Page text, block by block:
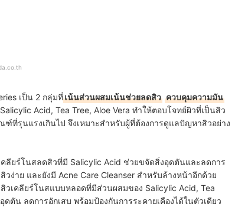
เป็น 2 กลุ่มที่เน้นส่วนผสมเน้นช่วยลดสิว ควบคุมความมัน
Acid, Tea Tree, Aloe Vera ทำให้ตอบโจทย์ผิวที่เป็นสิว
ฑ์ที่รุนแรงเกินไป จึงเหมาะสำหรับผู้ที่ต้องการดูแลปัญหาสิวอย่าง
คลียร์โนสลดสิวที่มี Salicylic Acid ช่วยขจัดสิ่งอุดตันและลดการ
ง่าย และยังมี Acne Care Cleanser สำหรับล้างหน้าอีกด้วย
วเคลียร์โนสแบบหลอดที่มีส่วนผสมของ Salicylic Acid, Tea
ตัน ลดการอักเสบ พร้อมป้องกันการระคายเคืองได้ในตัวเดียว